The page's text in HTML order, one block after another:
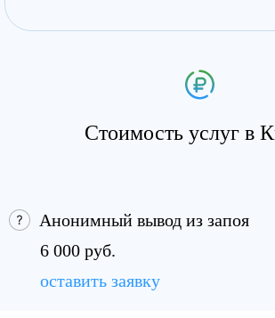
Стоимость услуг в
Анонимный вывод из запоя
6 000 руб.
оставить заявку